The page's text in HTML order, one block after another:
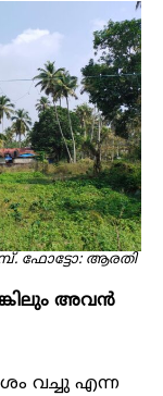
ഫോട്ടോ: ആരതി
അവൻ
വച്ചു എന്ന